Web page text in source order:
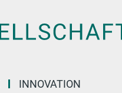
INNOVATION